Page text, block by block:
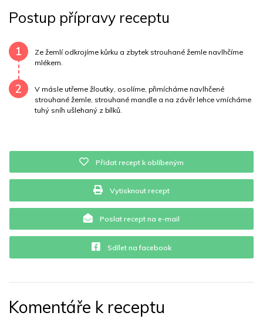
Bílkoviny 129 g Uhlovodany153 g
Cholesterol 517.9 mg Draslík 3767.5 mg
Vitamín B61 mg Vitamín B12 0 mg
Železo46.2 mg
Postup přípravy receptu
1
Ze žemlí odkrojíme kůrku a zbytek strouhané žemle navlhčíme
mlékem.
2
V másle utřeme žloutky, osolíme, přimícháme navlhčené
strouhané žemle, strouhané mandle a na závěr lehce vmícháme
tuhý sníh ušlehaný z bílků.
Přidat recept k oblíbeným
Vytisknout recept
Poslat recept na e-mail
Sdílet na facebook
Komentáře k receptu